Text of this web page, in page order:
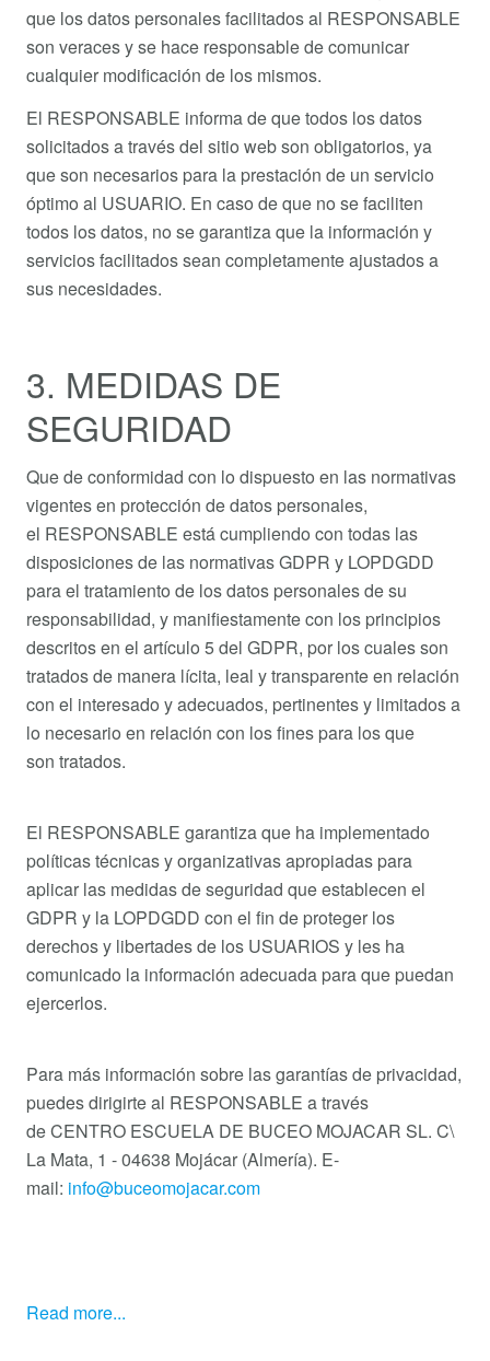
que los datos personales facilitados al RESPONSABLE
son veraces y se hace responsable de comunicar
cualquier modificación de los mismos.
El RESPONSABLE informa de que todos los datos
solicitados a través del sitio web son obligatorios, ya
que son necesarios para la prestación de un servicio
óptimo al USUARIO. En caso de que no se faciliten
todos los datos, no se garantiza que la información y
servicios facilitados sean completamente ajustados a
sus necesidades.
3. MEDIDAS DE
SEGURIDAD
Que de conformidad con lo dispuesto en las normativas
vigentes en protección de datos personales,
el RESPONSABLE está cumpliendo con todas las
disposiciones de las normativas GDPR y LOPDGDD
para el tratamiento de los datos personales de su
responsabilidad, y manifiestamente con los principios
descritos en el artículo 5 del GDPR, por los cuales son
tratados de manera lícita, leal y transparente en relación
con el interesado y adecuados, pertinentes y limitados a
lo necesario en relación con los fines para los que
son tratados.
El RESPONSABLE garantiza que ha implementado
políticas técnicas y organizativas apropiadas para
aplicar las medidas de seguridad que establecen el
GDPR y la LOPDGDD con el fin de proteger los
derechos y libertades de los USUARIOS y les ha
comunicado la información adecuada para que puedan
ejercerlos.
Para más información sobre las garantías de privacidad,
puedes dirigirte al RESPONSABLE a través
de CENTRO ESCUELA DE BUCEO MOJACAR SL. C\
La Mata, 1 - 04638 Mojácar (Almería). E-
mail: info@buceomojacar.com
Read more...